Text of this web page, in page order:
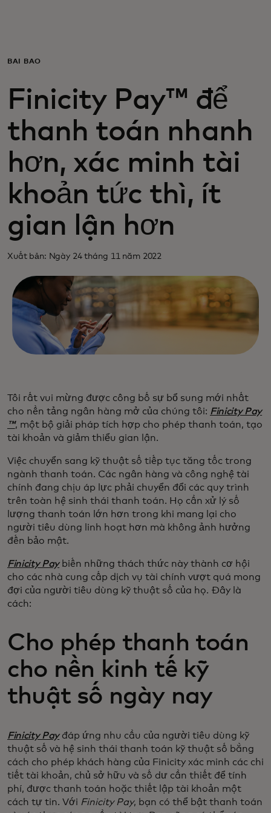
Dành cho doanh nghiệp
Dành cho thế giới
Dành cho nhà đổi mới
Tin tức và xu hướng
BÀI BÁO
Finicity Pay™ để
thanh toán nhanh
hơn, xác minh tài
khoản tức thì, ít
gian lận hơn
Xuất bản: Ngày 24 tháng 11 năm 2022
Tôi rất vui mừng được công bố sự bổ sung mới nhất
cho nền tảng ngân hàng mở của chúng tôi: Finicity Pay
™, một bộ giải pháp tích hợp cho phép thanh toán, tạo
tài khoản và giảm thiểu gian lận.
Việc chuyển sang kỹ thuật số tiếp tục tăng tốc trong
ngành thanh toán. Các ngân hàng và công nghệ tài
chính đang chịu áp lực phải chuyển đổi các quy trình
trên toàn hệ sinh thái thanh toán. Họ cần xử lý số
lượng thanh toán lớn hơn trong khi mang lại cho
người tiêu dùng linh hoạt hơn mà không ảnh hưởng
đến bảo mật.
Finicity Paybiến những thách thức này thành cơ hội
cho các nhà cung cấp dịch vụ tài chính vượt quá mong
đợi của người tiêu dùng kỹ thuật số của họ. Đây là
cách:
Cho phép thanh toán
cho nền kinh tế kỹ
thuật số ngày nay
Finicity Payđáp ứng nhu cầu của người tiêu dùng kỹ
thuật số và hệ sinh thái thanh toán kỹ thuật số bằng
cách cho phép khách hàng của Finicity xác minh các chi
tiết tài khoản, chủ sở hữu và số dư cần thiết để tính
phí, được thanh toán hoặc thiết lập tài khoản một
cách tự tin. Với Finicity Pay, bạn có thể bật thanh toán